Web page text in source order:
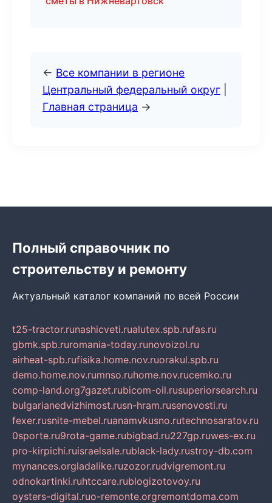
← Все компании в регионе
Центральный федеральный округ
Главная страница →
Полный справочник по
строительству и ремонту
Актуальный каталог компаний по всей России
t25-tractor.runashicveti.rualutex.spb.rufas.ru
gbmk.spb.ruromania-today.runovoizol.ru
airheat-spb.rufisika.home.nov.ruorakul.spb.ru
demo.home.nov.rumnso.ruhome.nov.rucemko.ru
comp-land.org7gazet.rubicom-oil.rusuperiorsearch.ru
bulgarianedvizhimost.rusn-hram.rusenovosti.ru
fexer.rusnite-mebel.ruanamvkusno.rutechnosaratov.ru
0sporte.ru9rota-game.rubigbad.ru227gp.ruwes-ex.ru
pro-kirpichi.ruisraelsale.rublack-lady.rustroy-db.com
mynances.orgladalike.ruzozor.rudvigremont.ru
odnokartinki.ruhtccare.rublogizotovoy.ru
oysters-digital.ruo-remonte.orgremontdoma.com